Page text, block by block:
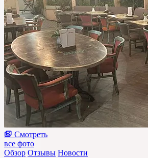
Смотреть
все фото
Обзор Отзывы Новости